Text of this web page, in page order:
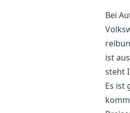
Bei
ist
steht
Es ist